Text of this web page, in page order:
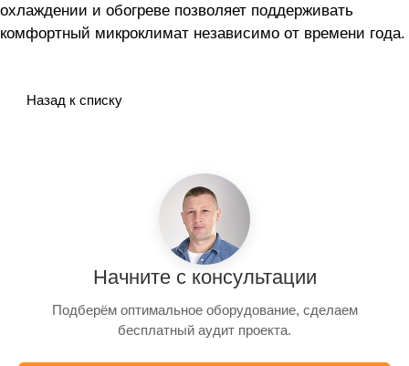
охлаждении и обогреве позволяет поддерживать
комфортный микроклимат независимо от времени года.
Назад к списку
Начните с консультации
Подберём оптимальное оборудование, сделаем
бесплатный аудит проекта.